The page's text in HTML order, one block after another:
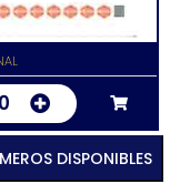
0
LOS NÚMEROS DISPONIBLES